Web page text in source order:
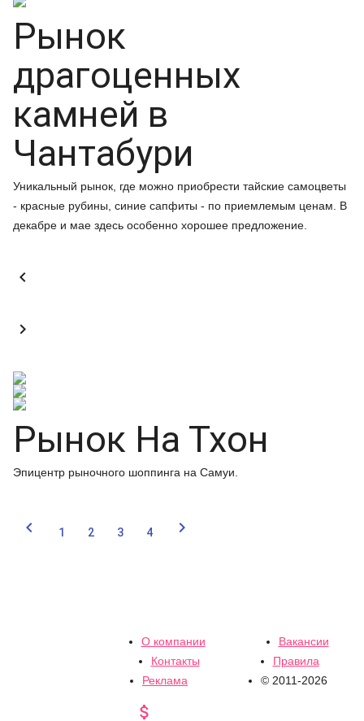
Рынок
драгоценных
камней в
Чантабури
Уникальный рынок, где можно приобрести тайские самоцветы
- красные рубины, синие сапфиты - по приемлемым ценам. В
декабре и мае здесь особенно хорошее предложение.


Рынок На Тхон
Эпицентр рыночного шоппинга на Самуи.
 1 2 3 4 
О компании
Вакансии
Контакты
Правила
Реклама
© 2011-2026
